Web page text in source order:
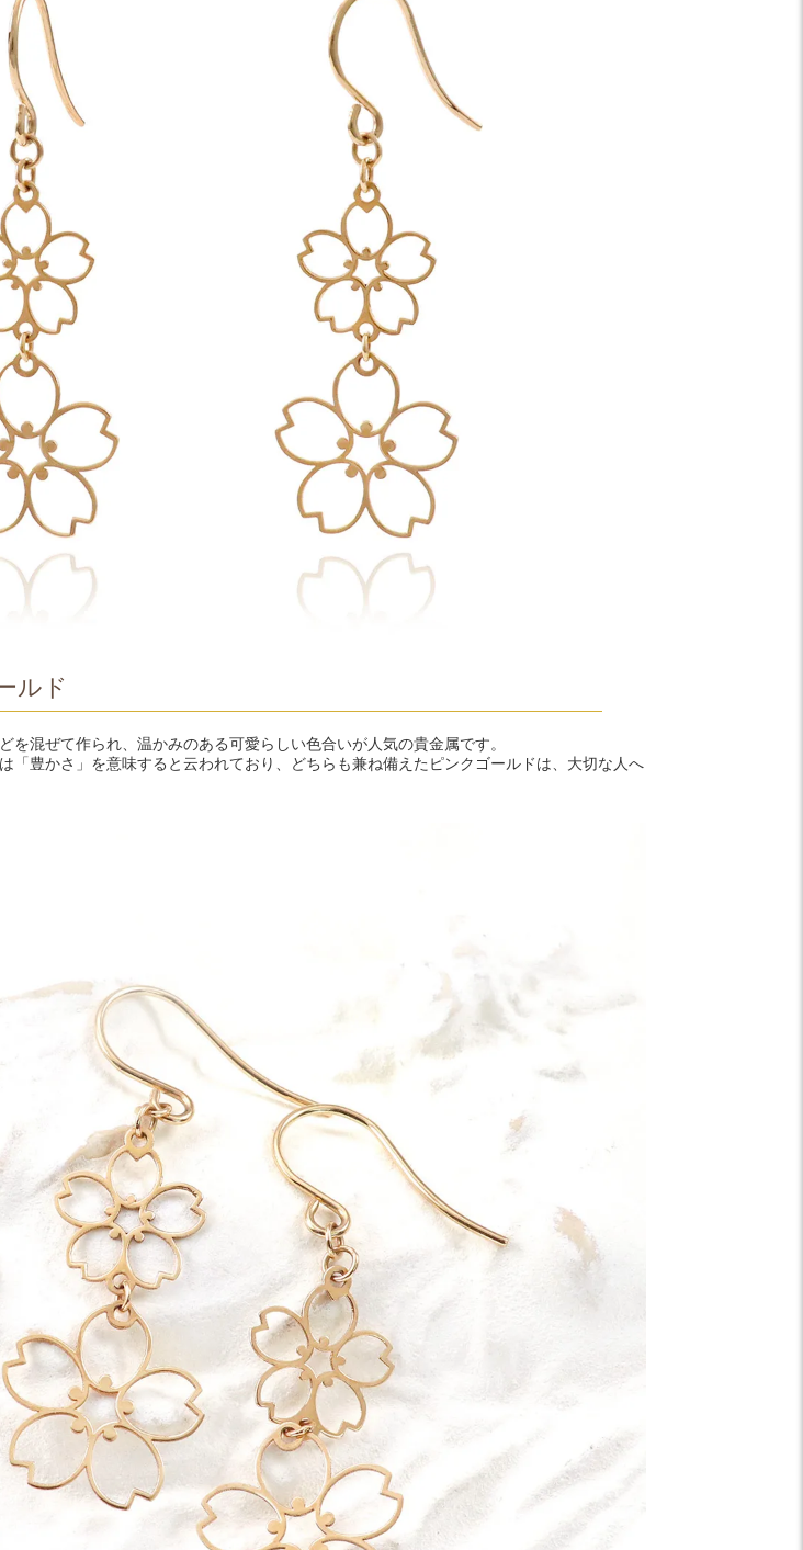
ルド
を混ぜて作られ、温かみのある可愛らしい色合いが人気の貴金属です。
「豊かさ」を意味すると云われており、どちらも兼ね備えたピンクゴールドは、大切な人へ